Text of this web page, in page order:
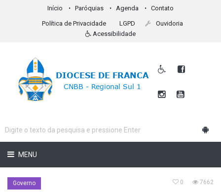
Início Paróquias Agenda Contato
Política de Privacidade LGPD
Ouvidoria
Acessibilidade
MENU
Governo 0 7662